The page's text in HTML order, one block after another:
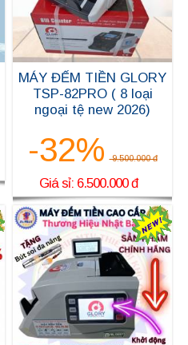
MÁY ĐẾM TIỀN GLORY
TSP-82PRO ( 8 loại
ngoại tệ new 2026)
-32% 9.500.000 đ
Giá sỉ: 6.500.000 đ